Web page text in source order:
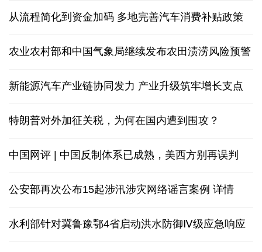
从流程简化到资金加码 多地完善汽车消费补贴政策
农业农村部和中国气象局继续发布农田渍涝风险预警
新能源汽车产业链协同发力 产业升级筑牢增长支点
特朗普对外加征关税，为何在国内遭到围攻？
中国网评 | 中国反制体系已成熟，美西方别再误判
公安部再次公布15起涉汛涉灾网络谣言案例 详情
水利部针对冀鲁豫鄂4省启动洪水防御Ⅳ级应急响应